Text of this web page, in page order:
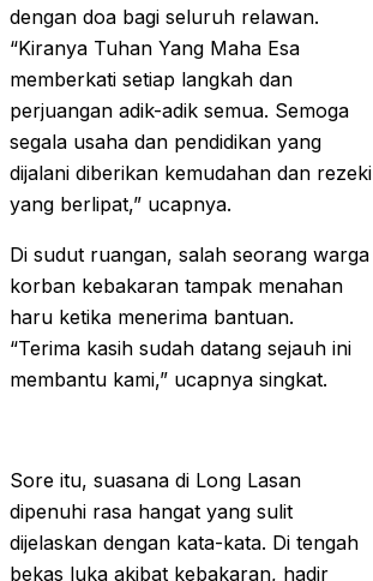
dengan doa bagi seluruh relawan.
“Kiranya Tuhan Yang Maha Esa
memberkati setiap langkah dan
perjuangan adik-adik semua. Semoga
segala usaha dan pendidikan yang
dijalani diberikan kemudahan dan rezeki
yang berlipat,” ucapnya.
Di sudut ruangan, salah seorang warga
korban kebakaran tampak menahan
haru ketika menerima bantuan.
“Terima kasih sudah datang sejauh ini
membantu kami,” ucapnya singkat.
Sore itu, suasana di Long Lasan
dipenuhi rasa hangat yang sulit
dijelaskan dengan kata-kata. Di tengah
bekas luka akibat kebakaran, hadir